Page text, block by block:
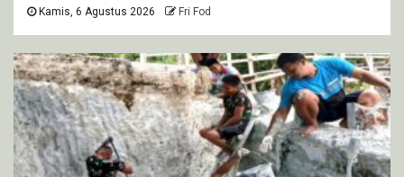
Kamis, 6 Agustus 2026 Fri Fod